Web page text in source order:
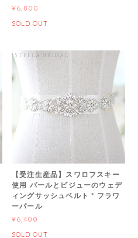
¥6,800
SOLD OUT
【受注生産品】スワロフスキー
使用 パールとビジューのウェデ
ィングサッシュベルト * フラワ
ーパール
¥6,400
SOLD OUT